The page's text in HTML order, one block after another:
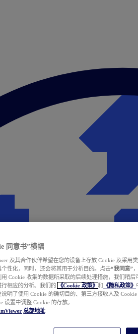
同意书”横幅
及其合作伙伴希望在您的设备上存放 Cookie 及采用
个性化，同时，还会将其用于分析目的。点击“我同意”
用 Cookie 收集的数据所采取的后续处理措施，我们稍
行相应的分析。我们的
《Cookie 政策》 和 《隐私政策》
说明了使用 Cookie 的确切目的、第三方接收人及
设置中调整 Cookie 的存放。
总部地址